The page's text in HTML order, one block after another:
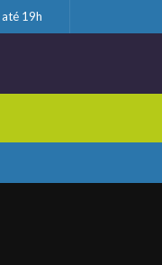
19h